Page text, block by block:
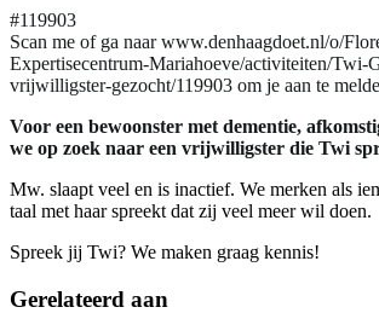
#119903
Scan me of ga naar www.denhaagdoet.nl/o/
Expertisecentrum-Mariahoeve/activiteiten/Twi-
vrijwilligster-gezocht/119903 om je aan te
Voor een bewoonster met dementie,
we op zoek naar een vrijwilligster die Twi
Mw. slaapt veel en is inactief. We merken als
taal met haar spreekt dat zij veel meer wil doen.
Spreek jij Twi? We maken graag kennis!
Gerelateerd aan